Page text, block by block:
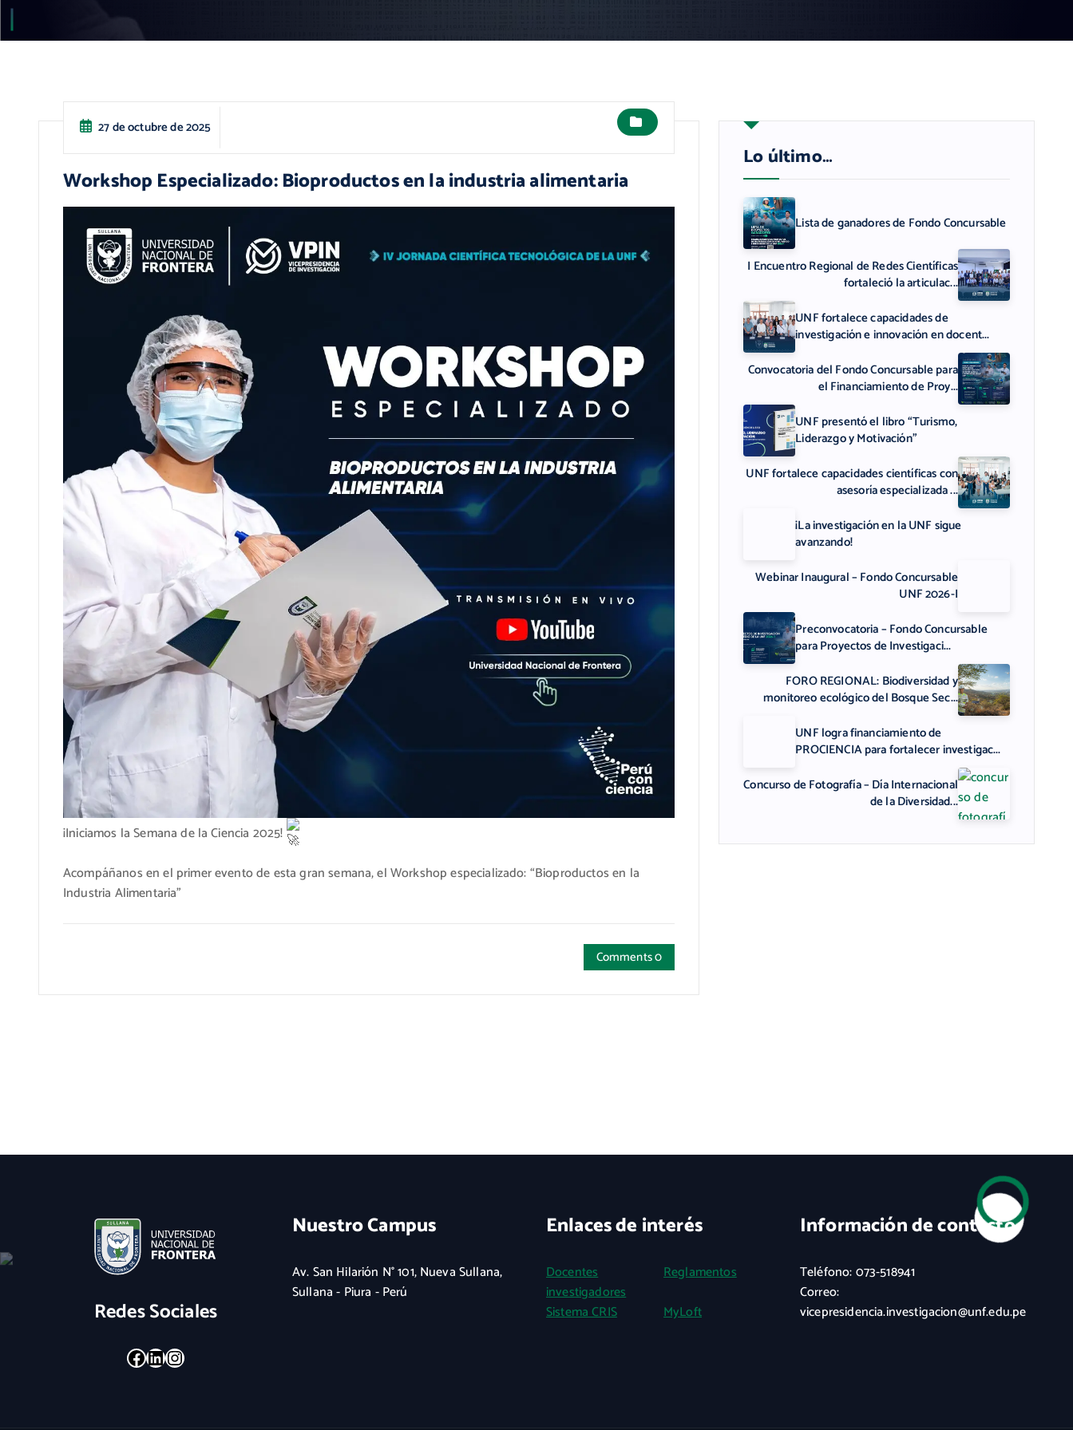
27 de octubre de 2025
Workshop Especializado: Bioproductos en la industria alimentaria
¡Iniciamos la Semana de la Ciencia 2025!
Acompáñanos en el primer evento de esta gran semana, el Workshop especializado: “Bioproductos en la
Industria Alimentaria”
Comments 0
Lo último…
Lista de ganadores de Fondo Concursable
I Encuentro Regional de Redes Científicas
fortaleció la articulac...
UNF fortalece capacidades de
investigación e innovación en docent...
Convocatoria del Fondo Concursable para
el Financiamiento de Proy...
UNF presentó el libro “Turismo,
Liderazgo y Motivación”
UNF fortalece capacidades científicas con
asesoría especializada ...
¡La investigación en la UNF sigue
avanzando!
Webinar Inaugural – Fondo Concursable
UNF 2026-I
Preconvocatoria – Fondo Concursable
para Proyectos de Investigaci...
FORO REGIONAL: Biodiversidad y
monitoreo ecológico del Bosque Sec...
UNF logra financiamiento de
PROCIENCIA para fortalecer investigac...
Concurso de Fotografía – Día Internacional
de la Diversidad...
Redes Sociales
Facebook LinkedIn Instagram
Nuestro Campus
Av. San Hilarión N° 101, Nueva Sullana,
Sullana - Piura - Perú
Enlaces de interés
Docentes
investigadores
Reglamentos
Sistema CRIS
MyLoft
Información de contacto
Teléfono: 073-518941
Correo:
vicepresidencia.investigacion@unf.edu.pe